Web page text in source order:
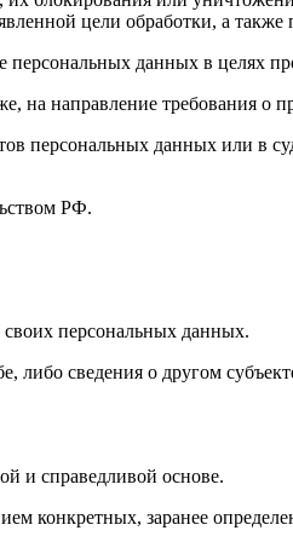
цели обработки, а
персональных данных в целях
на направление требования о
персональных данных или в
РФ.
персональных данных.
сведения о другом
и справедливой основе.
конкретных, заранее